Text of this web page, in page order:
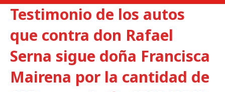
Testimonio de los autos
que contra don Rafael
Serna sigue doña Francisca
Mairena por la cantidad de